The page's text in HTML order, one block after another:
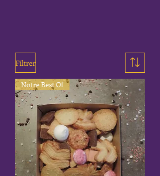
Filtrer
Notre Best Of